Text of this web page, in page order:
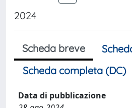
2024
Scheda breve
Scheda completa (DC)
Data di pubblicazione